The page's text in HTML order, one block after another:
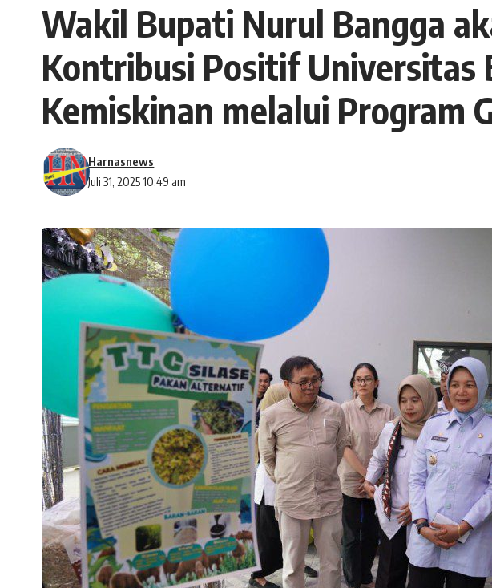
Wakil Bupati Nurul Bangga
Kontribusi Positif
Kemiskinan melalui Program
Juli 31, 2025 10:49 am
Harnasnews